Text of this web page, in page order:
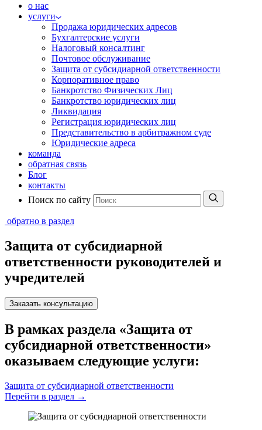
о нас
услуги
Продажа юридических адресов
Бухгалтерские услуги
Налоговый консалтинг
Почтовое обслуживание
Защита от субсидиарной ответственности
Корпоративное право
Банкротство Физических Лиц
Банкротство юридических лиц
Ликвидация
Регистрация юридических лиц
Представительство в арбитражном суде
Юридические адреса
команда
обратная связь
Блог
контакты
Поиск по сайту
обратно в раздел
Защита от субсидиарной
ответственности руководителей и
учредителей
Заказать консультацию
В рамках раздела «Защита от
субсидиарной ответственности»
оказываем следующие услуги:
Защита от субсидиарной ответственности
Перейти в раздел →